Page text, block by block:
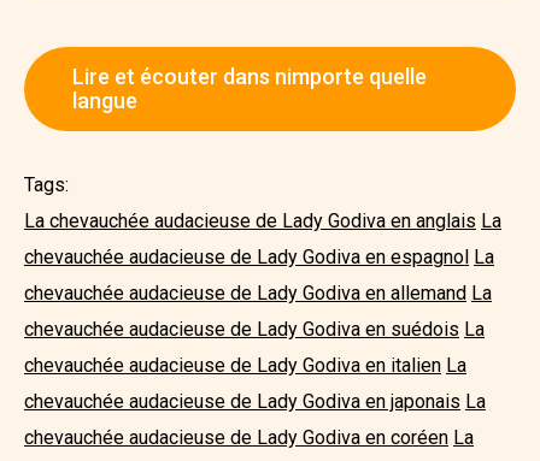
Lire et écouter dans nimporte quelle
langue
Tags:
La chevauchée audacieuse de Lady Godiva en anglais La
chevauchée audacieuse de Lady Godiva en espagnol La
chevauchée audacieuse de Lady Godiva en allemand La
chevauchée audacieuse de Lady Godiva en suédois La
chevauchée audacieuse de Lady Godiva en italien La
chevauchée audacieuse de Lady Godiva en japonais La
chevauchée audacieuse de Lady Godiva en coréen La